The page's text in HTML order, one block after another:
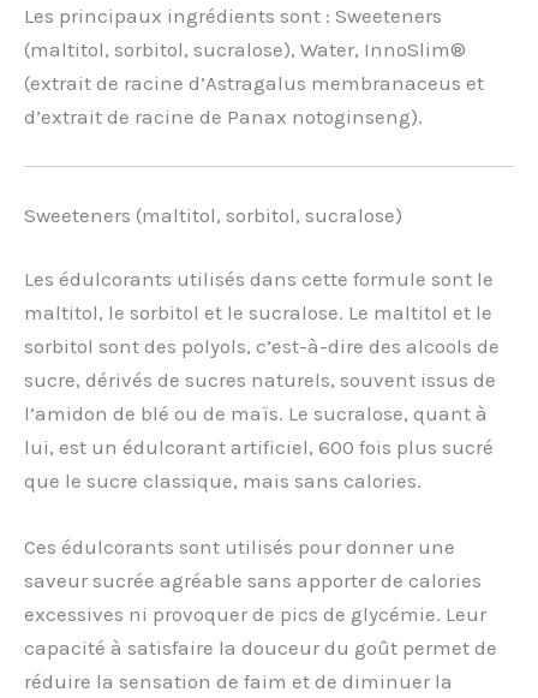
Les principaux ingrédients sont : Sweeteners
(maltitol, sorbitol, sucralose), Water, InnoSlim®
(extrait de racine d’Astragalus membranaceus et
d’extrait de racine de Panax notoginseng).
Sweeteners (maltitol, sorbitol, sucralose)
Les édulcorants utilisés dans cette formule sont le
maltitol, le sorbitol et le sucralose. Le maltitol et le
sorbitol sont des polyols, c’est-à-dire des alcools de
sucre, dérivés de sucres naturels, souvent issus de
l’amidon de blé ou de maïs. Le sucralose, quant à
lui, est un édulcorant artificiel, 600 fois plus sucré
que le sucre classique, mais sans calories.
Ces édulcorants sont utilisés pour donner une
saveur sucrée agréable sans apporter de calories
excessives ni provoquer de pics de glycémie. Leur
capacité à satisfaire la douceur du goût permet de
réduire la sensation de faim et de diminuer la